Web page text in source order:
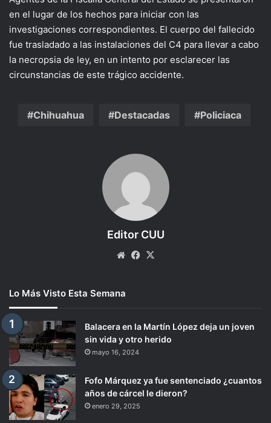
en el lugar de los hechos para iniciar con las
investigaciones correspondientes. El cuerpo del fallecido
fue trasladado a las instalaciones del C4 para llevar a cabo
la necropsia de ley, en un intento por esclarecer las
circunstancias de este trágico accidente.
Chihuahua Destacadas Policiaca
Editor CUU
WebsiteFacebook
Lo Más Visto Esta Semana
Balacera en la Martín López deja un joven
sin vida y otro herido
mayo 16, 2024
Fofo Márquez ya fue sentenciado ¿cuantos
años de cárcel le dieron?
enero 29, 2025